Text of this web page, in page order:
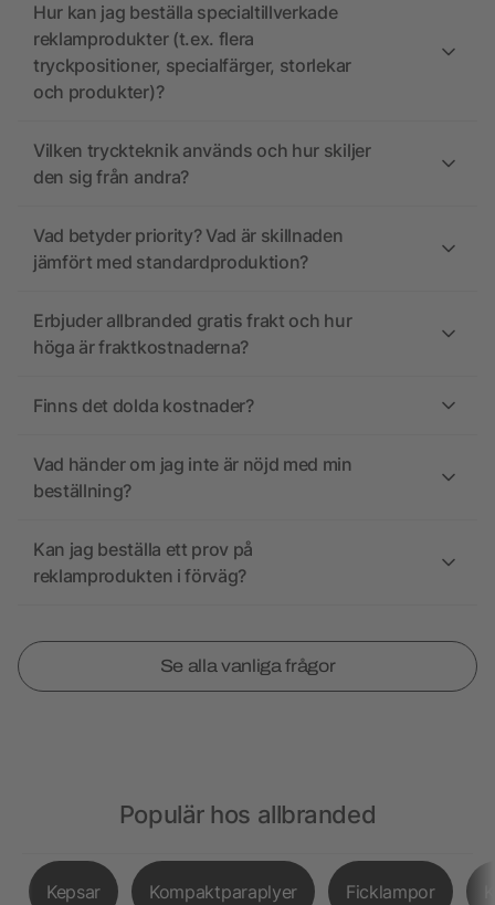
Hur kan jag beställa specialtillverkade
reklamprodukter (t.ex. flera
tryckpositioner, specialfärger, storlekar
och produkter)?
Vilken tryckteknik används och hur skiljer
den sig från andra?
Vad betyder priority? Vad är skillnaden
jämfört med standardproduktion?
Erbjuder allbranded gratis frakt och hur
höga är fraktkostnaderna?
Finns det dolda kostnader?
Vad händer om jag inte är nöjd med min
beställning?
Kan jag beställa ett prov på
reklamprodukten i förväg?
Se alla vanliga frågor
Populär hos allbranded
Kepsar Kompaktparaplyer Ficklampor